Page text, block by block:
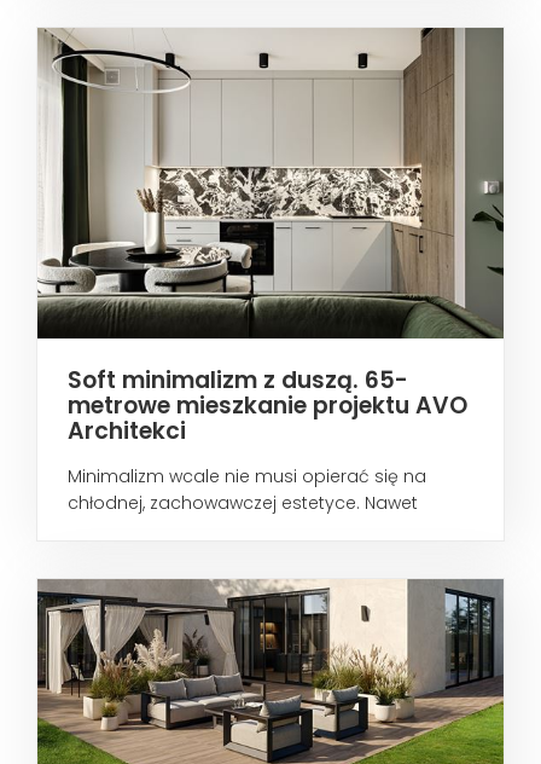
Soft minimalizm z duszą. 65-
metrowe mieszkanie projektu AVO
Architekci
Minimalizm wcale nie musi opierać się na
chłodnej, zachowawczej estetyce. Nawet